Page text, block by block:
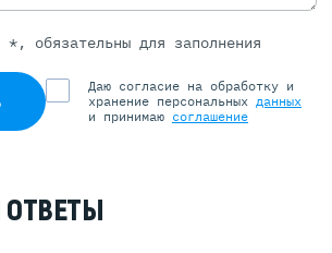
*, обязательны для заполнения
Даю согласие на обработку и
хранение персональных данных
и принимаю соглашение